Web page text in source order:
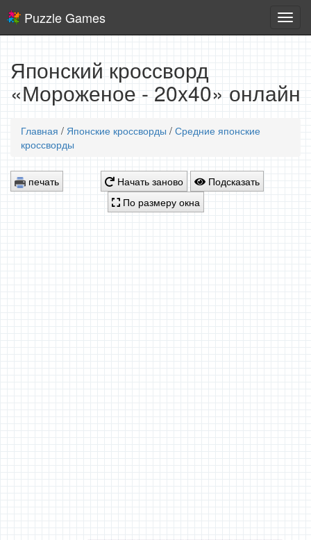
игры
Puzzle Games
Японский кроссворд
«Мороженое - 20x40» онлайн
Главная / Японские кроссворды / Средние японские
кроссворды
печать Начать заново
Подсказать
По размеру окна